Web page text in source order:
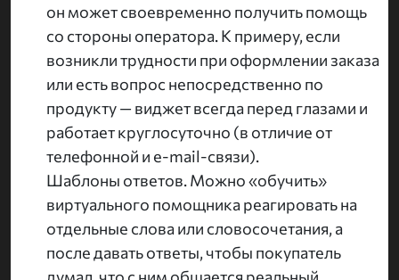
он может своевременно получить помощь
со стороны оператора. К примеру, если
возникли трудности при оформлении заказа
или есть вопрос непосредственно по
продукту — виджет всегда перед глазами и
работает круглосуточно (в отличие от
телефонной и e-mail-связи).
Шаблоны ответов. Можно «обучить»
виртуального помощника реагировать на
отдельные слова или словосочетания, а
после давать ответы, чтобы покупатель